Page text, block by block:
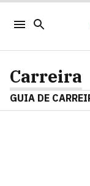
Carreira
GUIA DE